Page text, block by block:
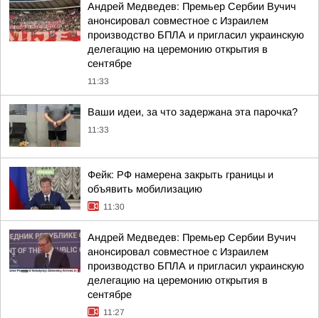
Андрей Медведев: Премьер Сербии Вучич
анонсировал совместное с Израилем
производство БПЛА и пригласил украинскую
делегацию на церемонию открытия в
сентябре
11:33
Ваши идеи, за что задержана эта парочка?
11:33
Фейк: РФ намерена закрыть границы и
объявить мобилизацию
11:30
Андрей Медведев: Премьер Сербии Вучич
анонсировал совместное с Израилем
производство БПЛА и пригласил украинскую
делегацию на церемонию открытия в
сентябре
11:27